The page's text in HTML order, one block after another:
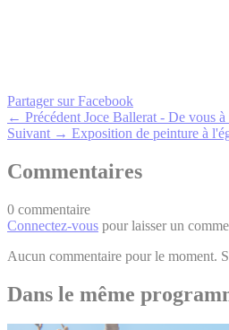
Partager sur Facebook
← Précédent Joce Ballerat - De vous à
Suivant → Exposition de peinture à
Commentaires
0 commentaire
Connectez-vous pour laisser un
Aucun commentaire pour le moment.
Dans le même